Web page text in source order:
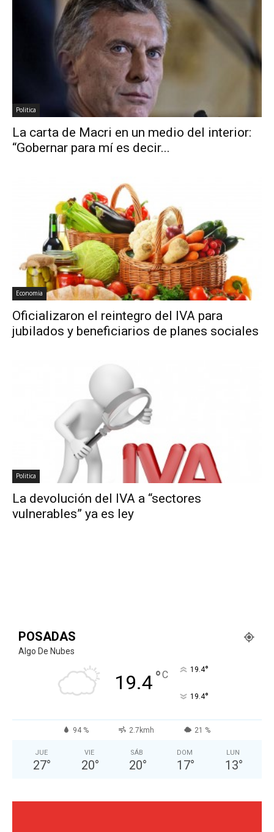
Politica
La carta de Macri en un medio del interior:
“Gobernar para mí es decir...
Economia
Oficializaron el reintegro del IVA para
jubilados y beneficiarios de planes sociales
Politica
La devolución del IVA a “sectores
vulnerables” ya es ley
POSADAS
Algo De Nubes
19.4°C 19.4°
19.4°
94 % 2.7kmh 21 %
JUE
27°
VIE
20°
SÁB
20°
DOM
17°
LUN
13°